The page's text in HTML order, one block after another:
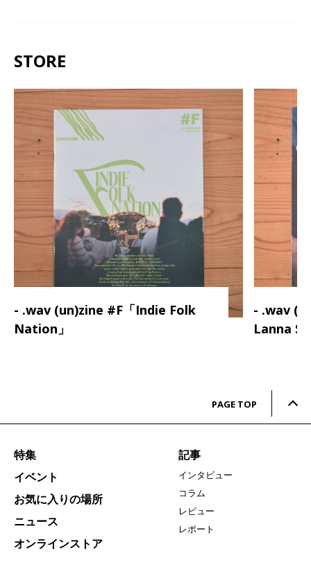
STORE
- .wav (un)zine #F「Indie Folk
Nation」
- .wav
Lanna
PAGE TOP
特集
イベント
お気に入りの場所
ニュース
オンラインストア
記事
インタビュー
コラム
レビュー
レポート